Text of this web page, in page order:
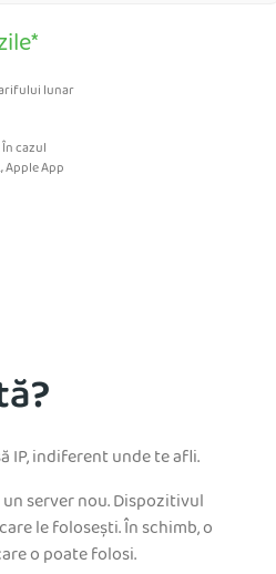
lunar
cazul
App
IP, indiferent unde te afli.
server nou. Dispozitivul
le folosești. În schimb, o
o poate folosi.